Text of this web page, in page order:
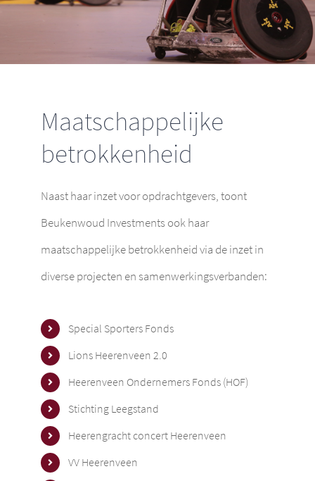
Maatschappelijke
betrokkenheid
Naast haar inzet voor opdrachtgevers, toont
Beukenwoud Investments ook haar
maatschappelijke betrokkenheid via de inzet in
diverse projecten en samenwerkingsverbanden:
Special Sporters Fonds
Lions Heerenveen 2.0
Heerenveen Ondernemers Fonds (HOF)
Stichting Leegstand
Heerengracht concert Heerenveen
VV Heerenveen